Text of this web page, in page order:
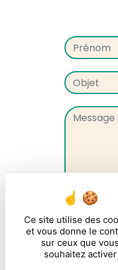
Ce site utilise des
et vous donne le
sur ceux que vous
souhaitez activer
Combien